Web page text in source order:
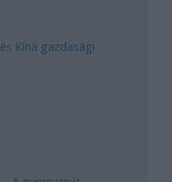
Kína gazdasági